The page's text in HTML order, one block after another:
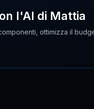
l'AI di Mattia
ottimizza il